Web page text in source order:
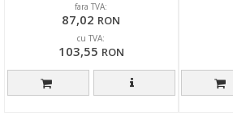
fara TVA:
87,02 RON
cu TVA:
103,55 RON